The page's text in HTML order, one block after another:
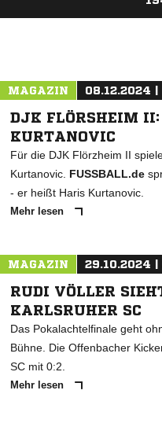
MAGAZIN 08.12.2024 |
DJK FLÖRSHEIM
KURTANOVIC
Für die DJK Flörzheim II
Kurtanovic. FUSSBALL.de
- er heißt Haris Kurtanovic.
Mehr lesen
MAGAZIN 29.10.2024 |
RUDI VÖLLER
KARLSRUHER SC
Das Pokalachtelfinale geht
Bühne. Die Offenbacher
SC mit 0:2.
Mehr lesen